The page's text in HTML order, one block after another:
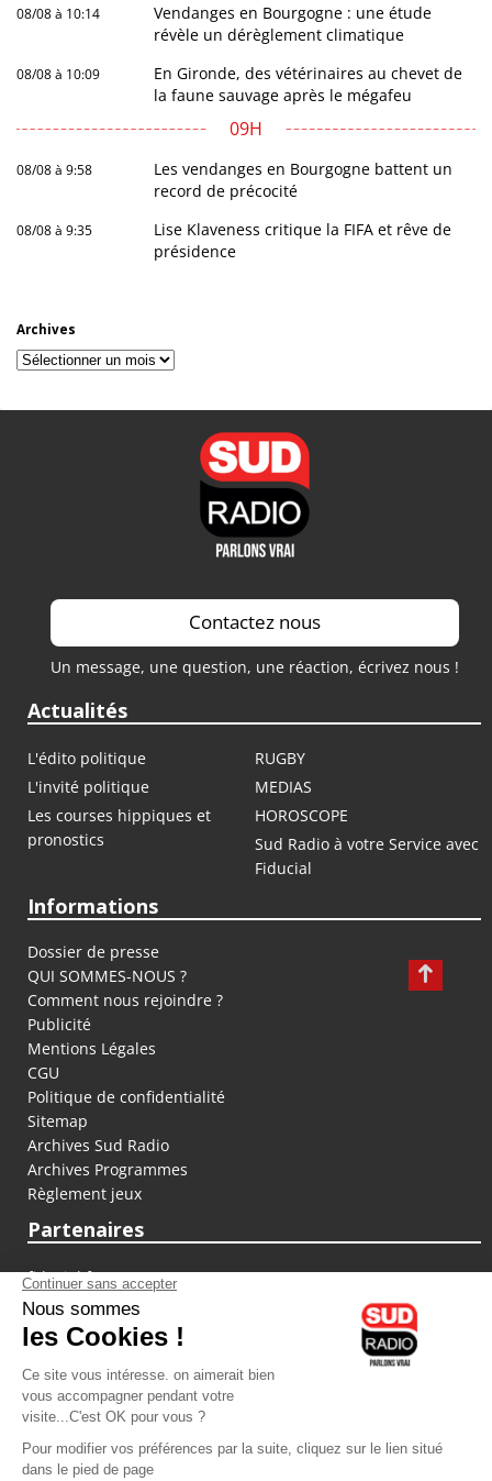
08/08 à 10:14
Vendanges en Bourgogne : une étude
révèle un dérèglement climatique
08/08 à 10:09
En Gironde, des vétérinaires au chevet de
la faune sauvage après le mégafeu
09H
08/08 à 9:58
Les vendanges en Bourgogne battent un
record de précocité
08/08 à 9:35
Lise Klaveness critique la FIFA et rêve de
présidence
Archives
Archives
Contactez nous
Un message, une question, une réaction, écrivez nous !
Actualités
L'édito politique
RUGBY
L'invité politique
MEDIAS
Les courses hippiques et
pronostics
HOROSCOPE
Sud Radio à votre Service avec
Fiducial
Informations
Dossier de presse
QUI SOMMES-NOUS ?
Comment nous rejoindre ?
Publicité
Mentions Légales
CGU
Politique de confidentialité
Sitemap
Archives Sud Radio
Archives Programmes
Règlement jeux
Partenaires
fiducial.fr
lyoncapitale.fr
olympique-et-lyonnais.com
L'application Iphone / Android
Téléchargez l'application